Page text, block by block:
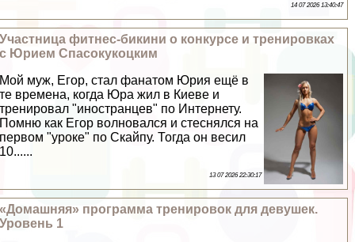
14 07 2026 13:40:47
Участница фитнес-бикини о конкурсе и тренировках
с Юрием Спасокукоцким
Мой муж, Егор, стал фанатом Юрия ещё в
те времена, когда Юра жил в Киеве и
тренировал "иностранцев" по Интернету.
Помню как Егор волновался и стеснялся на
первом "уроке" по Скайпу. Тогда он весил
10......
13 07 2026 22:30:17
«Домашняя» программа тренировок для дeвyшек.
Уровень 1